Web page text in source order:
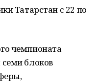
Татарстан с 22 по
чемпионата
блоков